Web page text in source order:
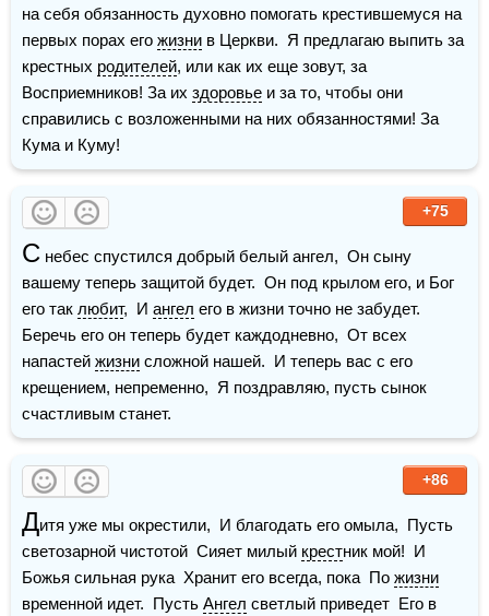
на себя обязанность духовно помогать крестившемуся на
первых порах его жизни в Церкви.  Я предлагаю выпить за
крестных родителей, или как их еще зовут, за
Восприемников! За их здоровье и за то, чтобы они
справились с возложенными на них обязанностями! За
Кума и Куму!
+75
С небес спустился добрый белый ангел,  Он сыну
вашему теперь защитой будет.  Он под крылом его, и Бог
его так любит,  И ангел его в жизни точно не забудет.
Беречь его он теперь будет каждодневно,  От всех
напастей жизни сложной нашей.  И теперь вас с его
крещением, непременно,  Я поздравляю, пусть сынок
счастливым станет.
+86
Дитя уже мы окрестили,  И благодать его омыла,  Пусть
светозарной чистотой  Сияет милый крестник мой!  И
Божья сильная рука  Хранит его всегда, пока  По жизни
временной идет.  Пусть Ангел светлый приведет  Его в